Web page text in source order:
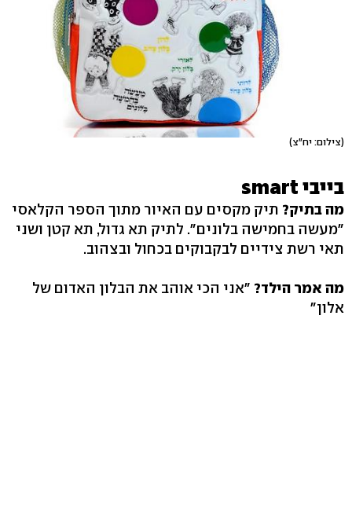
(צילום: יח"צ)
בייבי smart
מה בתיק? תיק מקסים עם האיור מתוך הספר הקלאסי
"מעשה בחמישה בלונים". לתיק תא גדול, תא קטן ושני
תאי רשת צידיים לבקבוקים בכחול ובצהוב.
מה אמר הילד? "אני הכי אוהב את הבלון האדום של
אלון"